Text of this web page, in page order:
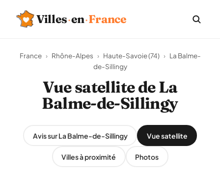
Villes·en·France
France › Rhône-Alpes › Haute-Savoie (74) › La Balme-
de-Sillingy
Vue satellite de La
Balme-de-Sillingy
Avis sur La Balme-de-Sillingy Vue satellite
Villes à proximité Photos